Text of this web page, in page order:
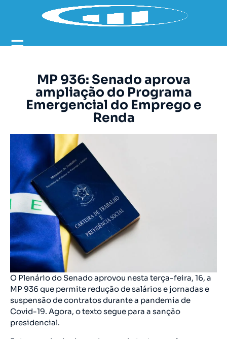
☰
MP 936: Senado aprova
ampliação do Programa
Emergencial do Emprego e
Renda
O Plenário do Senado aprovou nesta terça-feira, 16, a
MP 936 que permite redução de salários e jornadas e
suspensão de contratos durante a pandemia de
Covid-19. Agora, o texto segue para a sanção
presidencial.